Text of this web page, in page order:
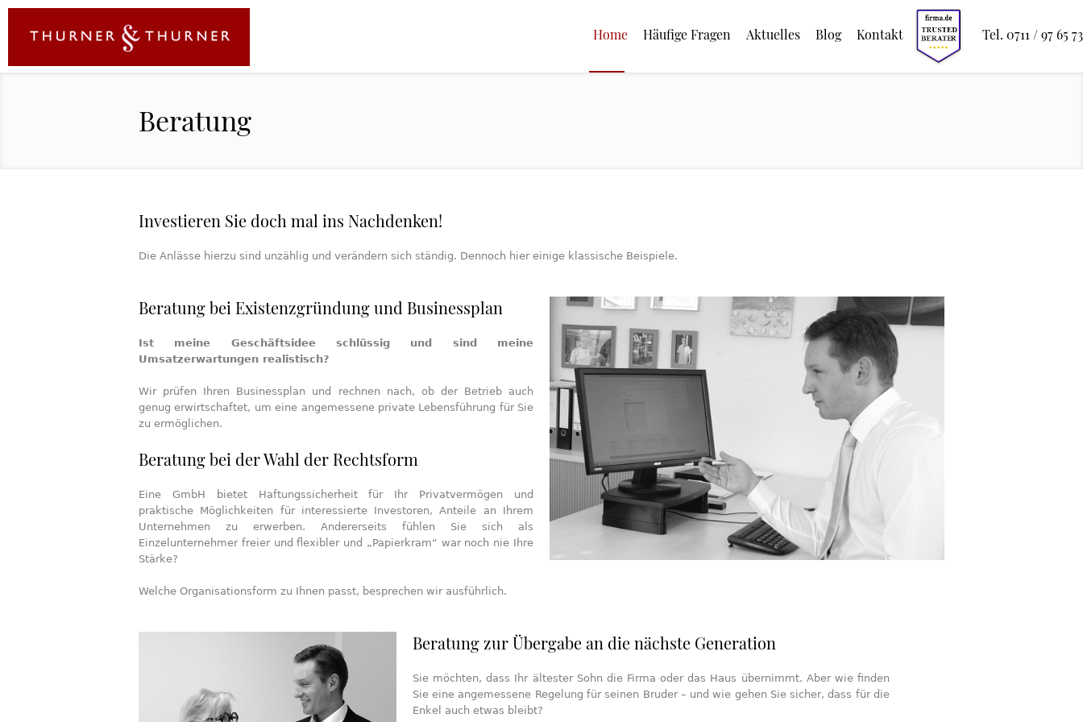
Home Häufige Fragen Aktuelles Blog Kontakt Tel. 0711 / 97 65 73
Beratung
Investieren Sie doch mal ins Nachdenken!
Die Anlässe hierzu sind unzählig und verändern sich ständig. Dennoch hier einige klassische Beispiele.
Beratung bei Existenzgründung und Businessplan
Ist meine Geschäftsidee schlüssig und sind meine
Umsatzerwartungen realistisch?
Wir prüfen Ihren Businessplan und rechnen nach, ob der Betrieb auch
genug erwirtschaftet, um eine angemessene private Lebensführung für Sie
zu ermöglichen.
Beratung bei der Wahl der Rechtsform
Eine GmbH bietet Haftungssicherheit für Ihr Privatvermögen und
praktische Möglichkeiten für interessierte Investoren, Anteile an Ihrem
Unternehmen zu erwerben. Andererseits fühlen Sie sich als
Einzelunternehmer freier und flexibler und „Papierkram“ war noch nie Ihre
Stärke?
Welche Organisationsform zu Ihnen passt, besprechen wir ausführlich.
Beratung zur Übergabe an die nächste Generation
Sie möchten, dass Ihr ältester Sohn die Firma oder das Haus übernimmt. Aber wie finden
Sie eine angemessene Regelung für seinen Bruder – und wie gehen Sie sicher, dass für die
Enkel auch etwas bleibt?